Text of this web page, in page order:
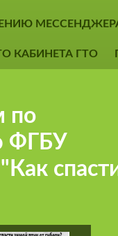
КАБИНЕТА ГТО
по
ФГБУ